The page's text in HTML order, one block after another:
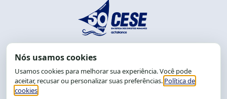
End.: R. da Graça, 150. Graça
CEP: 40.150-055
Salvador-BA, Brasil.
Tel.: (71) 2104-5457, Cel.: (71) 9 9239-2104 ou 2105